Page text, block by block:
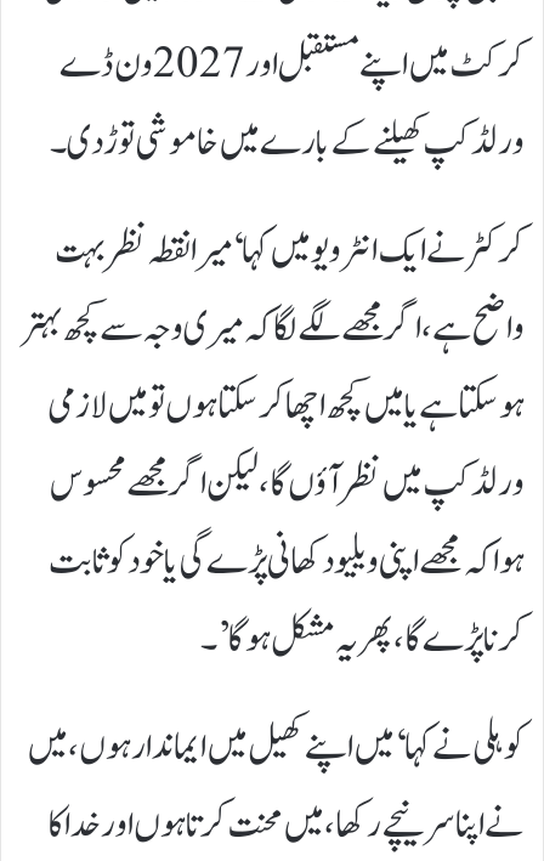
کرکٹ میں اپنے مستقبل اور 2027 ون ڈے
ورلڈ کپ کھیلنے کے بارے میں خاموشی توڑ دی۔
کرکٹر نے ایک انٹرویو میں کہا ‘میرا نقطہ نظر بہت
واضح ہے، اگر مجھے لگے لگا کہ میری وجہ سے کچھ بہتر
ہوسکتا ہے یا میں کچھ اچھا کرسکتا ہوں تو میں لازمی
ورلڈکپ میں نظر آؤں گا، لیکن اگر مجھے محسوس
ہوا کہ مجھے اپنی ویلیو دکھانی پڑے گی یا خود کو ثابت
کرنا پڑے گا، پھر یہ مشکل ہوگا’۔
کوہلی نے کہا ‘میں اپنے کھیل میں ایماندار ہوں، میں
نے اپنا سر نیچے رکھا، میں محنت کرتا ہوں اور خدا کا